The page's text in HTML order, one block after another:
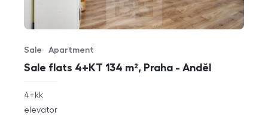
Sale flats 4+KT 134 m², Praha - Anděl
Offer type
Sale
Property type
Apartment
rozměry
disposition
4+kk
funkce
elevator